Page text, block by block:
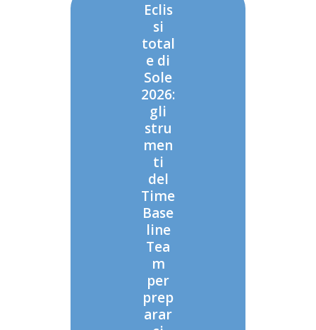
Eclis
si
total
e di
Sole
2026:
gli
stru
men
ti
del
Time
Base
line
Tea
m
per
prep
arar